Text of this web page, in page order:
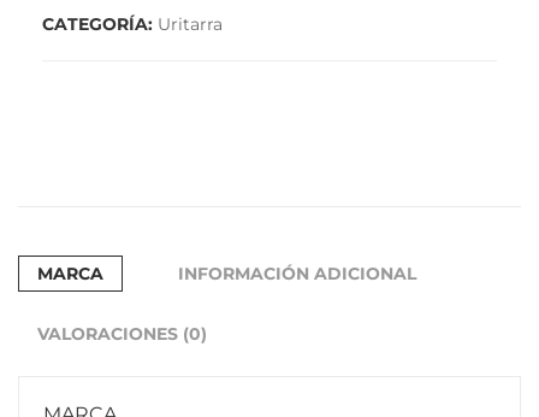
CATEGORÍA: Uritarra
MARCA INFORMACIÓN ADICIONAL
VALORACIONES (0)